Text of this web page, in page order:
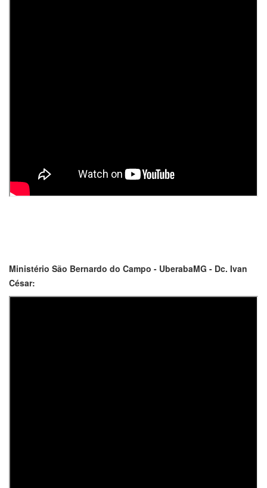
Ministério São Bernardo do Campo - UberabaMG - Dc. Ivan
César: